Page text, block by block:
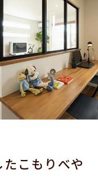
こもりべや